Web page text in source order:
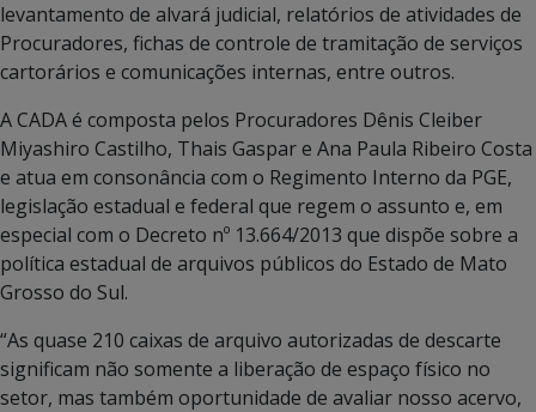
levantamento de alvará judicial, relatórios de atividades de
Procuradores, fichas de controle de tramitação de serviços
cartorários e comunicações internas, entre outros.
A CADA é composta pelos Procuradores Dênis Cleiber
Miyashiro Castilho, Thais Gaspar e Ana Paula Ribeiro Costa
e atua em consonância com o Regimento Interno da PGE,
legislação estadual e federal que regem o assunto e, em
especial com o Decreto nº 13.664/2013 que dispõe sobre a
política estadual de arquivos públicos do Estado de Mato
Grosso do Sul.
“As quase 210 caixas de arquivo autorizadas de descarte
significam não somente a liberação de espaço físico no
setor, mas também oportunidade de avaliar nosso acervo,